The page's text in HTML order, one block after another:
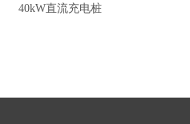
40kW直流充电桩